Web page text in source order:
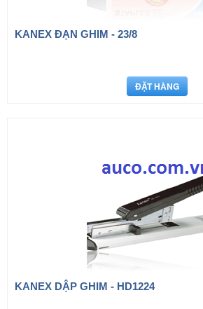
KANEX ĐẠN GHIM - 23/8
KANEX DẬP GHIM - HD1224